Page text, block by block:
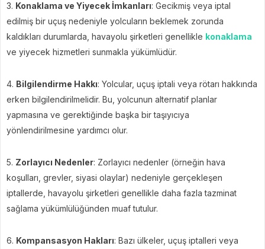
3. Konaklama ve Yiyecek İmkanları: Gecikmiş veya iptal
edilmiş bir uçuş nedeniyle yolcuların beklemek zorunda
kaldıkları durumlarda, havayolu şirketleri genellikle konaklama
ve yiyecek hizmetleri sunmakla yükümlüdür.
4. Bilgilendirme Hakkı: Yolcular, uçuş iptali veya rötarı hakkında
erken bilgilendirilmelidir. Bu, yolcunun alternatif planlar
yapmasına ve gerektiğinde başka bir taşıyıcıya
yönlendirilmesine yardımcı olur.
5. Zorlayıcı Nedenler: Zorlayıcı nedenler (örneğin hava
koşulları, grevler, siyasi olaylar) nedeniyle gerçekleşen
iptallerde, havayolu şirketleri genellikle daha fazla tazminat
sağlama yükümlülüğünden muaf tutulur.
6. Kompansasyon Hakları: Bazı ülkeler, uçuş iptalleri veya